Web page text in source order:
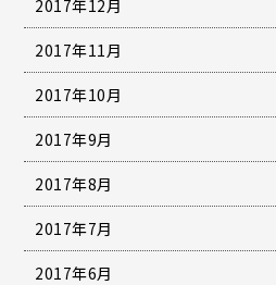
2017年12月
2017年11月
2017年10月
2017年9月
2017年8月
2017年7月
2017年6月